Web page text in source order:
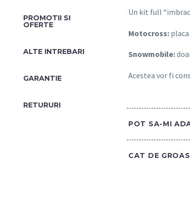
PROMOTII SI
OFERTE​
ALTE INTREBARI​
GARANTIE
RETURURI
Un kit full
Motocross:
Snowmobile:
Acestea vor fi
POT SA-MI
CAT DE